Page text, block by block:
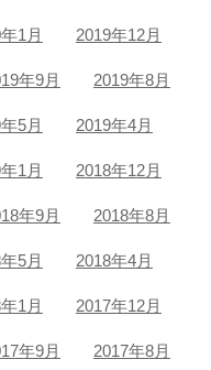
1月 2019年12月
年9月 2019年8月
5月 2019年4月
1月 2018年12月
年9月 2018年8月
5月 2018年4月
1月 2017年12月
年9月 2017年8月